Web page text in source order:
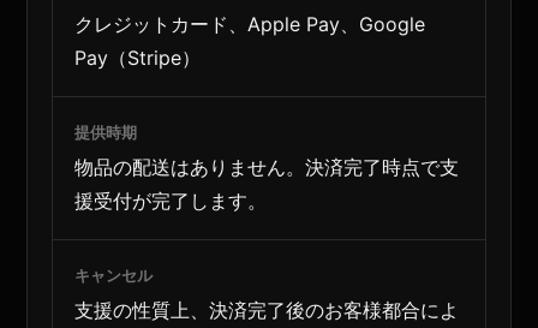
クレジットカード、Apple Pay、Google
Pay（Stripe）
提供時期
物品の配送はありません。決済完了時点で支
援受付が完了します。
キャンセル
支援の性質上、決済完了後のお客様都合によ